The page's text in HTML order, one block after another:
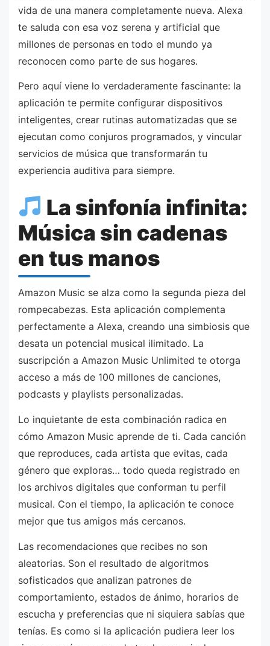
vida de una manera completamente nueva. Alexa
te saluda con esa voz serena y artificial que
millones de personas en todo el mundo ya
reconocen como parte de sus hogares.
Pero aquí viene lo verdaderamente fascinante: la
aplicación te permite configurar dispositivos
inteligentes, crear rutinas automatizadas que se
ejecutan como conjuros programados, y vincular
servicios de música que transformarán tu
experiencia auditiva para siempre.
La sinfonía infinita:
Música sin cadenas
en tus manos
Amazon Music se alza como la segunda pieza del
rompecabezas. Esta aplicación complementa
perfectamente a Alexa, creando una simbiosis que
desata un potencial musical ilimitado. La
suscripción a Amazon Music Unlimited te otorga
acceso a más de 100 millones de canciones,
podcasts y playlists personalizadas.
Lo inquietante de esta combinación radica en
cómo Amazon Music aprende de ti. Cada canción
que reproduces, cada artista que evitas, cada
género que exploras… todo queda registrado en
los archivos digitales que conforman tu perfil
musical. Con el tiempo, la aplicación te conoce
mejor que tus amigos más cercanos.
Las recomendaciones que recibes no son
aleatorias. Son el resultado de algoritmos
sofisticados que analizan patrones de
comportamiento, estados de ánimo, horarios de
escucha y preferencias que ni siquiera sabías que
tenías. Es como si la aplicación pudiera leer los